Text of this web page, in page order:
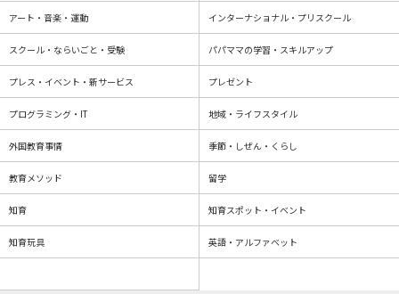
アート・音楽・運動 インターナショナル・プリスクール
スクール・ならいごと・受験 パパママの学習・スキルアップ
プレス・イベント・新サービス プレゼント
プログラミング・IT 地域・ライフスタイル
外国教育事情 季節・しぜん・くらし
教育メソッド 留学
知育 知育スポット・イベント
知育玩具 英語・アルファベット